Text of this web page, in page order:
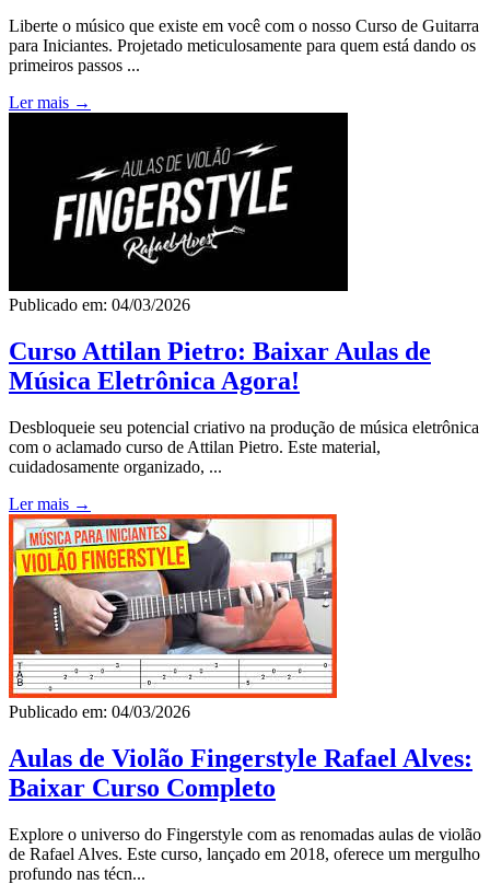
Liberte o músico que existe em você com o nosso Curso de Guitarra
para Iniciantes. Projetado meticulosamente para quem está dando os
primeiros passos ...
Ler mais →
Publicado em: 04/03/2026
Curso Attilan Pietro: Baixar Aulas de
Música Eletrônica Agora!
Desbloqueie seu potencial criativo na produção de música eletrônica
com o aclamado curso de Attilan Pietro. Este material,
cuidadosamente organizado, ...
Ler mais →
Publicado em: 04/03/2026
Aulas de Violão Fingerstyle Rafael Alves:
Baixar Curso Completo
Explore o universo do Fingerstyle com as renomadas aulas de violão
de Rafael Alves. Este curso, lançado em 2018, oferece um mergulho
profundo nas técn...